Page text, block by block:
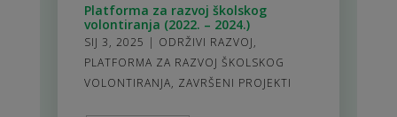
Platforma za razvoj školskog
volontiranja (2022. – 2024.)
SIJ 3, 2025 | ODRŽIVI RAZVOJ,
PLATFORMA ZA RAZVOJ ŠKOLSKOG
VOLONTIRANJA, ZAVRŠENI PROJEKTI